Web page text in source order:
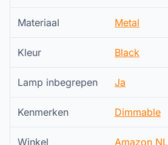
Materiaal Metal
Kleur Black
Lamp inbegrepen Ja
Kenmerken Dimmable
Winkel Amazon NL